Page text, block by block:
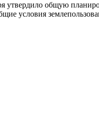
утвердило общую
условия